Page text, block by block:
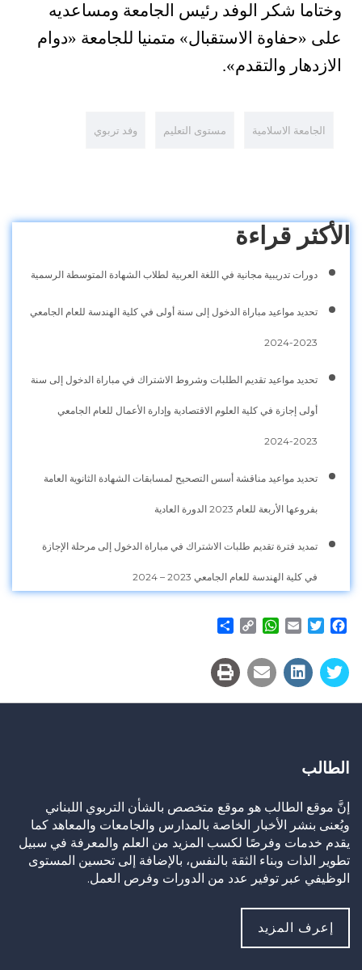
وختاما شكر الوفد رئيس الجامعة ومساعديه
على «حفاوة الاستقبال» متمنيا للجامعة «دوام
الازدهار والتقدم».
الجامعة الاسلامية مستوى التعليم وفد تربوي
الأكثر قراءة
دورات تدريبية مجانية في اللغة العربية لطلاب الشهادة المتوسطة الرسمية
تحديد مواعيد مباراة الدخول إلى سنة أولى في كلية الهندسة للعام الجامعي
2023-2024
تحديد مواعيد تقديم الطلبات وشروط الاشتراك في مباراة الدخول إلى سنة
أولى إجازة في كلية العلوم الاقتصادية وإدارة الأعمال للعام الجامعي
2023-2024
تحديد مواعيد مناقشة أسس التصحيح لمسابقات الشهادة الثانوية العامة
بفروعها الأربعة للعام 2023 الدورة العادية
تمديد فترة تقديم طلبات الاشتراك في مباراة الدخول إلى مرحلة الإجازة
في كلية الهندسة للعام الجامعي 2023 – 2024
Facebook
Twitter
Email
WhatsApp
Copy
الطالب
إنَّ موقع الطالب هو موقع متخصص بالشأن التربوي اللبناني
ويُعنى بنشر الأخبار الخاصة بالمدارس والجامعات والمعاهد كما
يقدم خدمات وفرصًا لكسب المزيد من العلم والمعرفة في سبيل
تطوير الذات وبناء الثقة بالنفس، بالإضافة إلى تحسين المستوى
الوظيفي عبر توفير عدد من الدورات وفرص العمل.
إعرف المزيد